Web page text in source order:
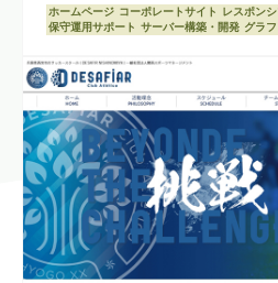
ホームページ コーポレートサイト
レスポン
保守運用サポート サーバー構築・開発 グラ